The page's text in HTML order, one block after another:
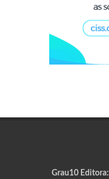
Grau10 Editora: